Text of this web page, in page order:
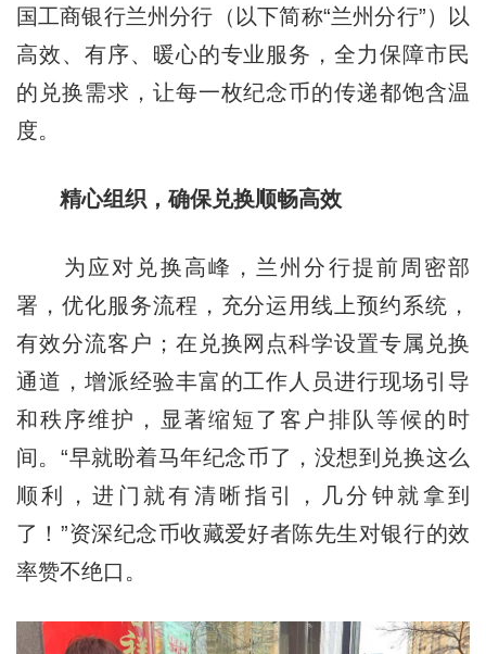
国工商银行兰州分行（以下简称“兰州分行”）以
高效、有序、暖心的专业服务，全力保障市民
的兑换需求，让每一枚纪念币的传递都饱含温
度。
精心组织，确保兑换顺畅高效
为应对兑换高峰，兰州分行提前周密部
署，优化服务流程，充分运用线上预约系统，
有效分流客户；在兑换网点科学设置专属兑换
通道，增派经验丰富的工作人员进行现场引导
和秩序维护，显著缩短了客户排队等候的时
间。“早就盼着马年纪念币了，没想到兑换这么
顺利，进门就有清晰指引，几分钟就拿到
了！”资深纪念币收藏爱好者陈先生对银行的效
率赞不绝口。